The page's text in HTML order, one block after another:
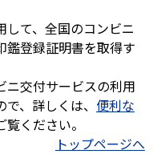
て、全国のコンビニ
鑑登録証明書を取得す
交付サービスの利用
、詳しくは、 便利な
覧ください。
トップページへ